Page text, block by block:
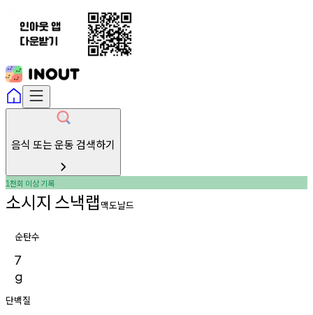
음식 또는 운동 검색하기
1천회 이상기록
소시지 스낵랩 맥도날드
순탄수
7
g
단백질